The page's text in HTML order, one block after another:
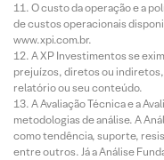
O custo da operação e a
de custos operacionais
www.xpi.com.br.
A XP Investimentos se
prejuízos, diretos ou
relatório ou seu conteúdo.
A Avaliação Técnica e a
metodologias de análise. A
como tendência, suporte,
entre outros. Já a Análise